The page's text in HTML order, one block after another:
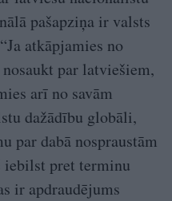
pašapziņa ir valsts
atkāpjamies no
par latviešiem,
arī no savām
dažādību globāli,
par dabā nospraustām
iebilst pret terminu
ir apdraudējums